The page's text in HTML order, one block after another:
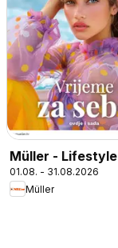
Müller - Lifestyle
01.08. - 31.08.2026
Müller